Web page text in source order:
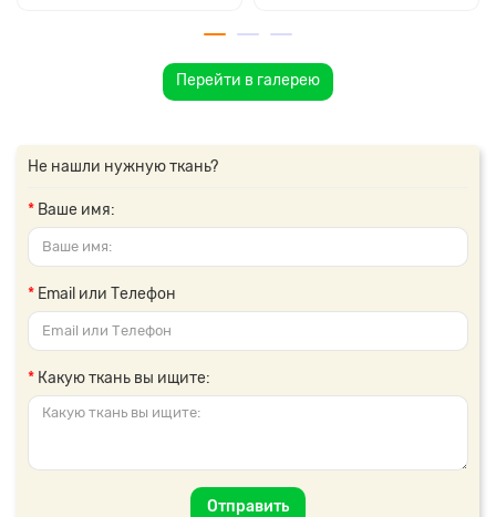
Перейти в галерею
Не нашли нужную ткань?
Ваше имя:
Email или Телефон
Какую ткань вы ищите:
Отправить